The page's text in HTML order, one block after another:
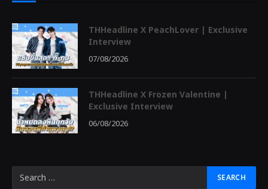
THHeadline X PeachLover | Exclusive
Interview
07/08/2026
THHeadline X Frozen Valentine |
Exclusive Interview
06/08/2026